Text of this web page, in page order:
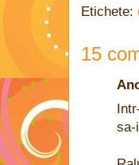
Etichete:
15
sa-